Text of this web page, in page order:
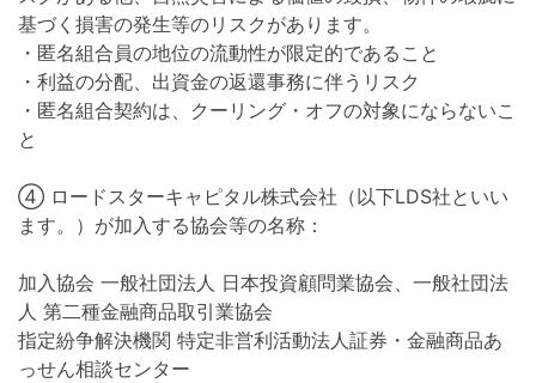
基づく損害の発生等のリスクがあります。
・匿名組合員の地位の流動性が限定的であること
・利益の分配、出資金の返還事務に伴うリスク
・匿名組合契約は、クーリング・オフの対象にならないこ
と
④ ロードスターキャピタル株式会社（以下LDS社といい
ます。）が加入する協会等の名称：
加入協会 一般社団法人 日本投資顧問業協会、一般社団法
人 第二種金融商品取引業協会
指定紛争解決機関 特定非営利活動法人証券・金融商品あ
っせん相談センター